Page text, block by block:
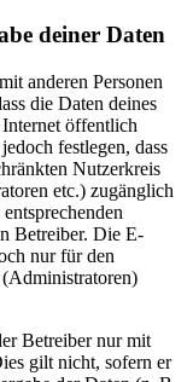
deiner Daten
anderen Personen
die Daten deines
öffentlich
festlegen, dass
Nutzerkreis
etc.) zugänglich
Betreiber. Die E-
nur für den
Betreiber nur mit
gilt nicht, sofern er